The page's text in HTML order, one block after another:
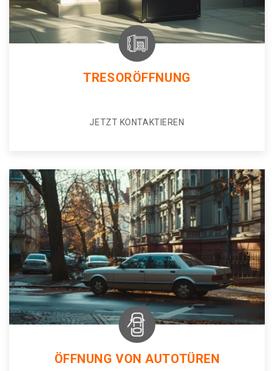
TRESORÖFFNUNG
JETZT KONTAKTIEREN
ÖFFNUNG VON AUTOTÜREN